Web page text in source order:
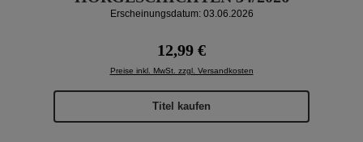
Erscheinungsdatum: 03.06.2026
Regulärer Preis:
12,99 €
Preise inkl. MwSt. zzgl. Versandkosten
Titel kaufen